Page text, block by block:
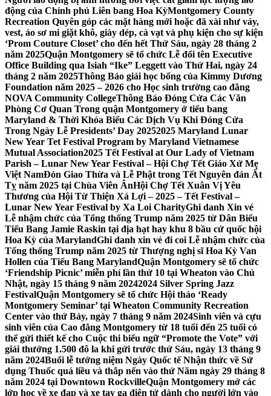
động của Chính phủ Liên bang Hoa KỳMontgomery County
Recreation Quyên góp các mặt hàng mới hoặc đã xài như váy,
vest, áo sơ mi giặt khô, giày dép, cà vạt và phụ kiện cho sự kiện
‘Prom Couture Closet’ cho đến hết Thứ Sáu, ngày 28 tháng 2
năm 2025Quận Montgomery sẽ tổ chức Lễ đổi tên Executive
Office Building qua Isiah “Ike” Leggett vào Thứ Hai, ngày 24
tháng 2 năm 2025Thông Báo giải học bổng của Kimmy Dương
Foundation năm 2025 – 2026 cho Học sinh trường cao đẳng
NOVA Community CollegeThông Báo Đóng Cửa Các Văn
Phòng Cơ Quan Trong quận Montgomery ở tiểu bang
Maryland & Thời Khóa Biểu Các Dịch Vụ Khi Đóng Cửa
Trong Ngày Lễ Presidents’ Day 20252025 Maryland Lunar
New Year Tet Festival Program by Maryland Vietnamese
Mutual Association2025 Tết Festival at Our Lady of Vietnam
Parish – Lunar New Year Festival – Hội Chợ Tết Giáo Xứ Mẹ
Việt NamĐón Giao Thừa và Lễ Phật trong Tết Nguyên đán Ất
Tỵ năm 2025 tại Chùa Viên ÂnHội Chợ Tết Xuân Vị Yêu
Thương của Hội Từ Thiện Xá Lợi – 2025 – Tết Festival –
Lunar New Year Festival by Xa Loi CharityGhi danh Xin vé
Lễ nhậm chức của Tổng thống Trump năm 2025 từ Dân Biểu
Tiểu Bang Jamie Raskin tại địa hạt hay khu 8 bầu cử quốc hội
Hoa Kỳ của MarylandGhi danh xin vé đi coi Lễ nhậm chức của
Tổng thống Trump năm 2025 từ Thượng nghị sĩ Hoa Kỳ Van
Hollen của Tiểu Bang MarylandQuận Montgomery sẽ tổ chức
‘Friendship Picnic’ miễn phí lần thứ 10 tại Wheaton vào Chủ
Nhật, ngày 15 tháng 9 năm 20242024 Silver Spring Jazz
FestivalQuận Montgomery sẽ tổ chức Hội thảo ‘Ready
Montgomery Seminar’ tại Wheaton Community Recreation
Center vào thứ Bảy, ngày 7 tháng 9 năm 2024Sinh viên và cựu
sinh viên của Cao đẳng Montgomery từ 18 tuổi đến 25 tuổi có
thể gửi thiết kế cho Cuộc thi biểu ngữ “Promote the Vote” với
giải thưởng 1.500 đô la khi gửi trước thứ Sáu, ngày 13 tháng 9
năm 2024Buổi lễ tưởng niệm Ngày Quốc tế Nhận thức về Sử
dụng Thuốc quá liều và thắp nến vào thứ Năm ngày 29 tháng 8
năm 2024 tại Downtown RockvilleQuận Montgomery mở các
lớp học về xe đạp và xe tay ga điện tử dành cho người lớn vào